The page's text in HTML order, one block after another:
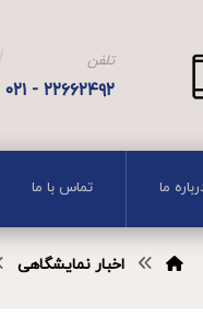
تلفن
۲۲۶۶۲۴۹۲ - ۰۲۱
ما تماس با ما
اخبار نمایشگاهی